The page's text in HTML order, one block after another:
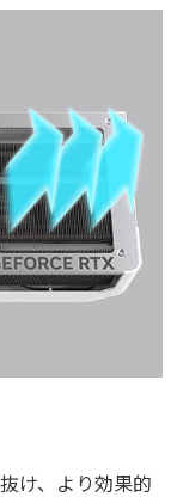
け、より効果的